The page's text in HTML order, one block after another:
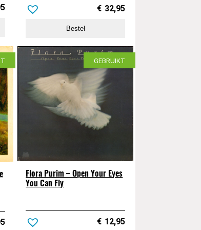
€ 32,95
Bestel
GEBRUIKT
Flora Purim – Open Your Eyes
You Can Fly
€ 12,95